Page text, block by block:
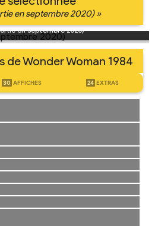
en septembre 2020) »
en septembre 2020)
de Wonder Woman 1984
30 AFFICHES 24 EXTRAS